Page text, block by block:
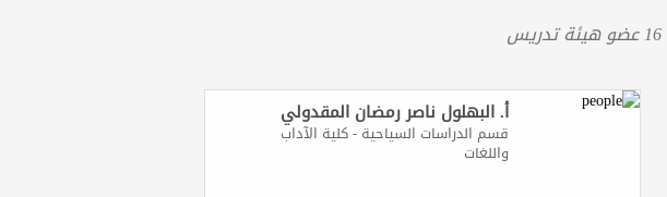
أ. البهلول ناصر رمضان المقدولي
قسم الدراسات السياحية - كلية الآداب
واللغات